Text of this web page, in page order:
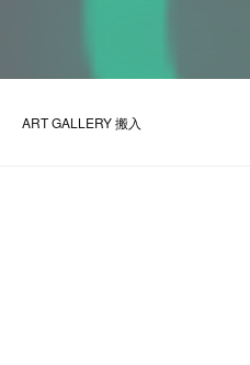
ART GALLERY 搬入